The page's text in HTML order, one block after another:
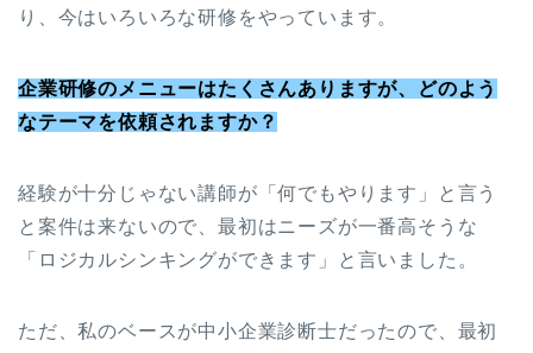
り、今はいろいろな研修をやっています。
企業研修のメニューはたくさんありますが、どのよう
なテーマを依頼されますか？
経験が十分じゃない講師が「何でもやります」と言う
と案件は来ないので、最初はニーズが一番高そうな
「ロジカルシンキングができます」と言いました。
ただ、私のベースが中小企業診断士だったので、最初